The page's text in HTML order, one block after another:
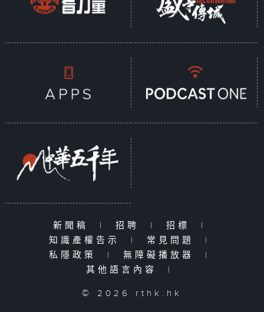
新聞稿 | 招聘 | 招標
|
知識產權告示
| 常見問題
|
私隱政策
| 無障礙播放器
|
其他語言內容
|
© 2026 rthk.hk